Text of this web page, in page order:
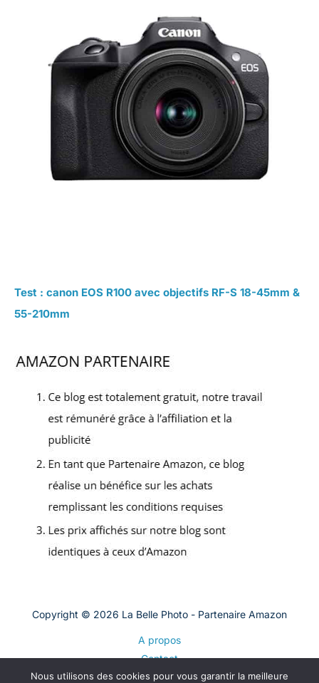
Test : canon EOS R100 avec objectifs RF-S 18-45mm &
55-210mm
Copyright © 2026 La Belle Photo - Partenaire Amazon
A propos
Contact
Plan du site
Nous utilisons des cookies pour vous garantir la meilleure